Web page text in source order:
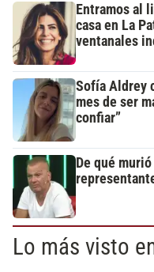
Entramos al
casa en La
ventanales
Sofía Aldrey
mes de ser
confiar”
De qué
Lo más visto